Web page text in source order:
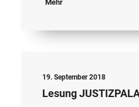
Mehr
19. September 2018
Lesung